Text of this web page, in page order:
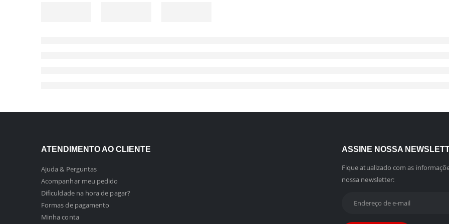
ATENDIMENTO AO CLIENTE
Ajuda & Perguntas
Acompanhar meu pedido
Dificuldade na hora de pagar?
Formas de pagamento
Minha conta
ASSINE NOSSA
Fique atualizado com as
nossa newsletter: